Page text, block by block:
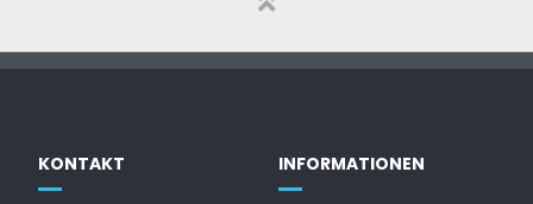
KONTAKT INFORMATIONEN